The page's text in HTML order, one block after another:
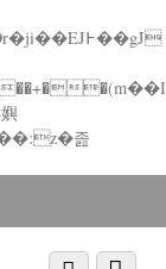
졾
Menu
Scroll